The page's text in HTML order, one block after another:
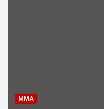
MMA